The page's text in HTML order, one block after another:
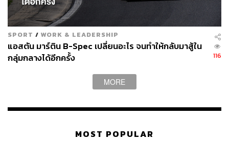
SPORT / WORK & LEADERSHIP
แอสตัน มาร์ติน B-Spec เปลี่ยนอะไร จนทำให้กลับมาสู้ใน
กลุ่มกลางได้อีกครั้ง
116
MORE
MOST POPULAR